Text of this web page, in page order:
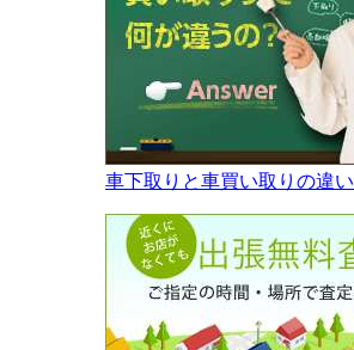
車下取りと車買い取りの違い